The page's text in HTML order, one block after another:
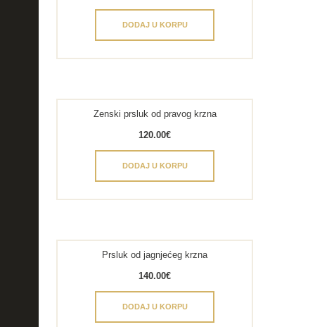
DODAJ U KORPU
Zenski prsluk od pravog krzna
120.00€
DODAJ U KORPU
Prsluk od jagnjećeg krzna
140.00€
DODAJ U KORPU